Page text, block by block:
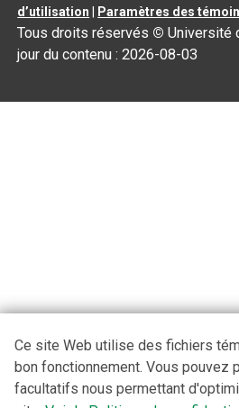
d’utilisation
Paramètres des
Tous droits réservés © Université
jour du contenu :2026-08-03
Ce site Web utilise des fichiers
bon fonctionnement. Vous pouvez
facultatifs nous permettant